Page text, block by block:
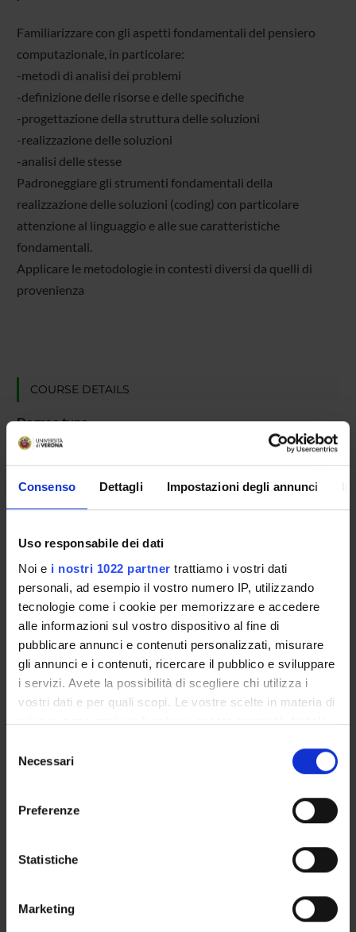
Consenso Dettagli Impostazioni degli annunci
Uso responsabile dei dati
Noi e i nostri 1022 partner trattiamo i vostri dati
personali, ad esempio il vostro numero IP, utilizzando
tecnologie come i cookie per memorizzare e accedere
alle informazioni sul vostro dispositivo al fine di
pubblicare annunci e contenuti personalizzati, misurare
gli annunci e i contenuti, ricercare il pubblico e sviluppare
i servizi. Avete la possibilità di scegliere chi utilizza i
vostri dati e per quali scopi. Le vostre scelte in materia di
privacy sono applicabili solo su questa proprietà digitale
modificare o revocare il proprio consenso in qualsiasi
momento dalla Dichiarazione sui cookie o facendo clic
raccogliere informazioni sulla tua posizione
geografica, con un'approssimazione di qualche
Identificare il tuo dispositivo, scansionandolo
delNecessari
Preferenze
Statistiche
Marketing
Familiarizzare con gli aspetti fondamentali del pensiero
computazionale, in particolare:
-metodi di analisi dei problemi
-definizione delle risorse e delle specifiche
-progettazione della struttura delle soluzioni
-realizzazione delle soluzioni
-analisi delle stesse
Padroneggiare gli strumenti fondamentali della
realizzazione delle soluzioni (coding) con particolare
attenzione al linguaggio e alle sue caratteristiche
fondamentali.
Applicare le metodologie in contesti diversi da quelli di
provenienza
COURSE DETAILS
Degree type
Continuing education for teachers (previous)
Duration
1 Year
Supervisory body
Location
VERONA
Main Department
Computer Science
Macro area
Natural Sciences and Engineering
Overview
Academic Calendar
Degree Programme
Thesis and internship proposals